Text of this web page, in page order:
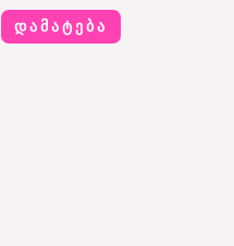
Rated
out
of
ᲓᲐᲛᲐᲢᲔᲑᲐ